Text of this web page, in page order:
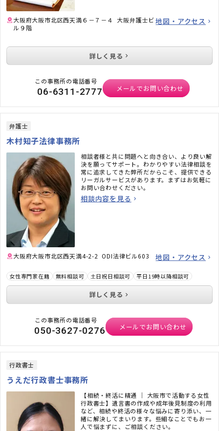
大阪府大阪市北区西天満６－７－４ 大阪弁護士ビ
ル９階
地図・アクセス
詳しく見る
この事務所の電話番号
06-6311-2777 メールでお問い合わせ
弁護士
木村知子法律事務所
相談者様と共に問題へと向き合い、より良い解
決を願ってサポート。わかりやすい法律相談を
常に追求してきた弊所だからこそ、提供できる
リーガルサービスがあります。まずはお気軽に
お問い合わせください。
相談内容を見る
大阪府大阪市北区西天満4-2-2 ODI法律ビル603 地図・アクセス
女性専門家在籍 無料相談可 土日祝日相談可 平日19時以降相談可
詳しく見る
この事務所の電話番号
050-3627-0276 メールでお問い合わせ
行政書士
うえだ行政書士事務所
【相続・終活に精通 ｜ 大阪市で活動する女性
行政書士】遺言書の作成や成年後見制度の利用
など、相続や終活の様々な悩みに寄り添い、一
緒に解決してまいります。些細なことでもお一
人で悩まずに、ご相談ください。